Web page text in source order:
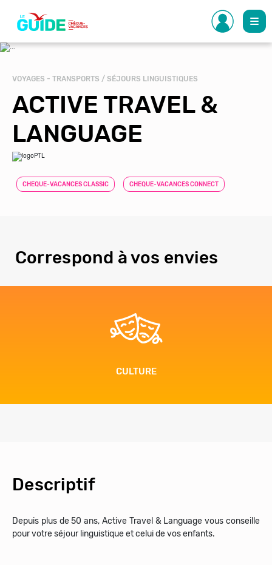
contenu
principal
VOYAGES - TRANSPORTS / SÉJOURS LINGUISTIQUES
ACTIVE TRAVEL &
LANGUAGE
CHEQUE-VACANCES CLASSIC CHEQUE-VACANCES CONNECT
Correspond à vos envies
CULTURE
Descriptif
Depuis plus de 50 ans, Active Travel & Language vous conseille
pour votre séjour linguistique et celui de vos enfants.